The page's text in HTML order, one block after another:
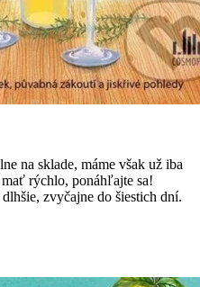
na sklade, máme však už iba
rýchlo, ponáhľajte sa!
zvyčajne do šiestich dní.